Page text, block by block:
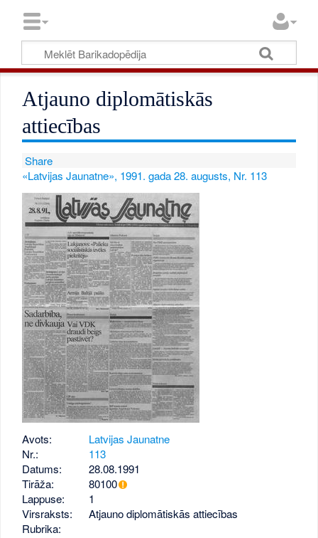
Atjauno diplomātiskās
attiecības
Share
«Latvijas Jaunatne», 1991. gada 28. augusts, Nr. 113
Avots:
Latvijas Jaunatne
Nr.:
113
Datums:
28.08.1991
Tirāža:
80100
Lappuse:
1
Virsraksts:
Atjauno diplomātiskās attiecības
Rubrika: